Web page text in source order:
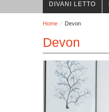
DIVANI LETTO
Home Devon
Devon